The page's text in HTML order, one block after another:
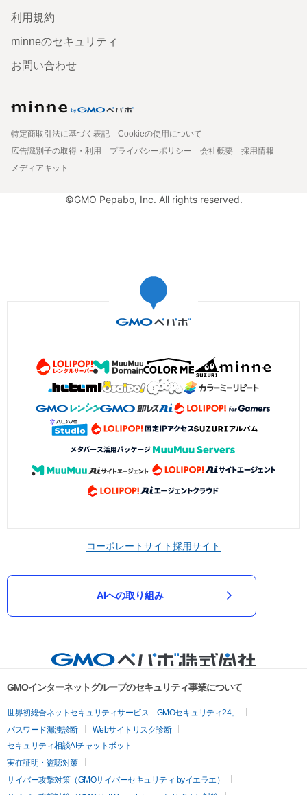
利用規約
minneのセキュリティ
お問い合わせ
特定商取引法に基づく表記
Cookieの使用について
広告識別子の取得・利用
プライバシーポリシー 会社概要
採用情報
メディアキット
©GMO Pepabo, Inc. All rights reserved.
コーポレートサイト採用サイト
AIへの取り組み
GMOインターネットグループのセキュリティ事業について
世界初総合ネットセキュリティサービス「GMOセキュリティ24」
パスワード漏洩診断
Webサイトリスク診断
セキュリティ相談AIチャットボット
実在証明・盗聴対策
サイバー攻撃対策（GMOサイバーセキュリティ byイエラエ）